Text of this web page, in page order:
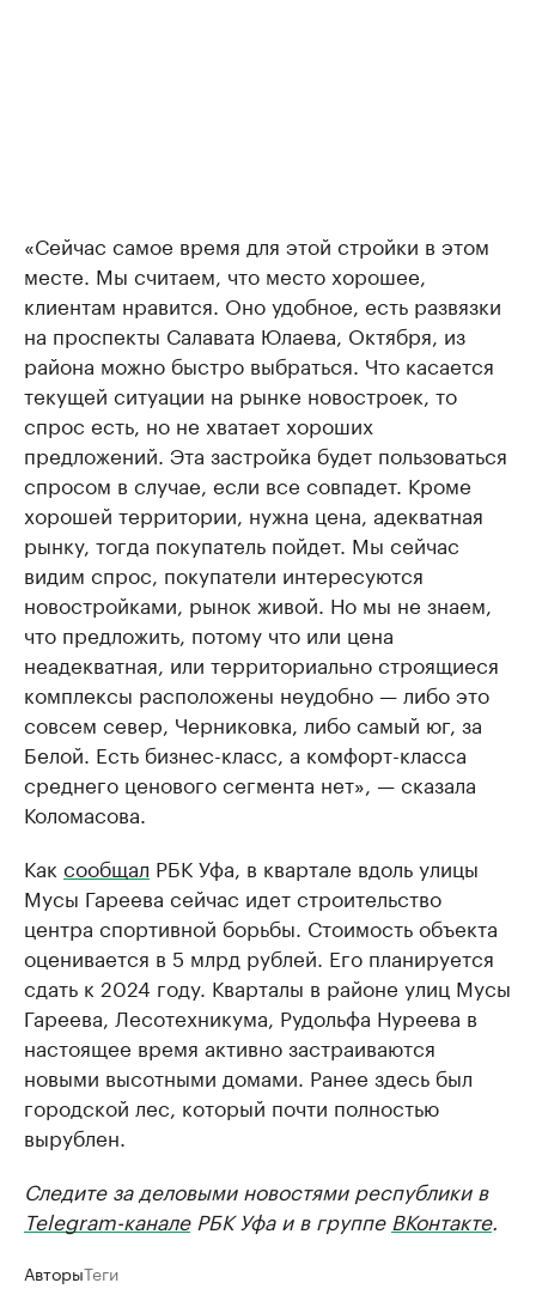
«Сейчас самое время для этой стройки в этом
месте. Мы считаем, что место хорошее,
клиентам нравится. Оно удобное, есть развязки
на проспекты Салавата Юлаева, Октября, из
района можно быстро выбраться. Что касается
текущей ситуации на рынке новостроек, то
спрос есть, но не хватает хороших
предложений. Эта застройка будет пользоваться
спросом в случае, если все совпадет. Кроме
хорошей территории, нужна цена, адекватная
рынку, тогда покупатель пойдет. Мы сейчас
видим спрос, покупатели интересуются
новостройками, рынок живой. Но мы не знаем,
что предложить, потому что или цена
неадекватная, или территориально строящиеся
комплексы расположены неудобно — либо это
совсем север, Черниковка, либо самый юг, за
Белой. Есть бизнес-класс, а комфорт-класса
среднего ценового сегмента нет», — сказала
Коломасова.
Как сообщал РБК Уфа, в квартале вдоль улицы
Мусы Гареева сейчас идет строительство
центра спортивной борьбы. Стоимость объекта
оценивается в 5 млрд рублей. Его планируется
сдать к 2024 году. Кварталы в районе улиц Мусы
Гареева, Лесотехникума, Рудольфа Нуреева в
настоящее время активно застраиваются
новыми высотными домами. Ранее здесь был
городской лес, который почти полностью
вырублен.
Следите за деловыми новостями республики в
Telegram-каналеРБК Уфа и в группе ВКонтакте.
АвторыТеги